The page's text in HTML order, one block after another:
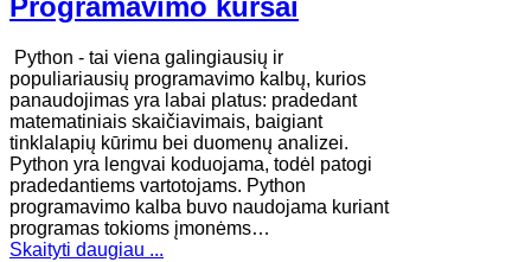
Programavimo kursai
Python - tai viena galingiausių ir
populiariausių programavimo kalbų, kurios
panaudojimas yra labai platus: pradedant
matematiniais skaičiavimais, baigiant
tinklalapių kūrimu bei duomenų analizei.
Python yra lengvai koduojama, todėl patogi
pradedantiems vartotojams. Python
programavimo kalba buvo naudojama kuriant
programas tokioms įmonėms…
Skaityti daugiau ...